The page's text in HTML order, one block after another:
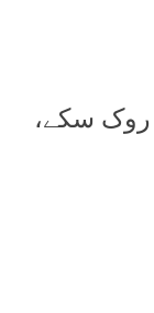
روک سکے،